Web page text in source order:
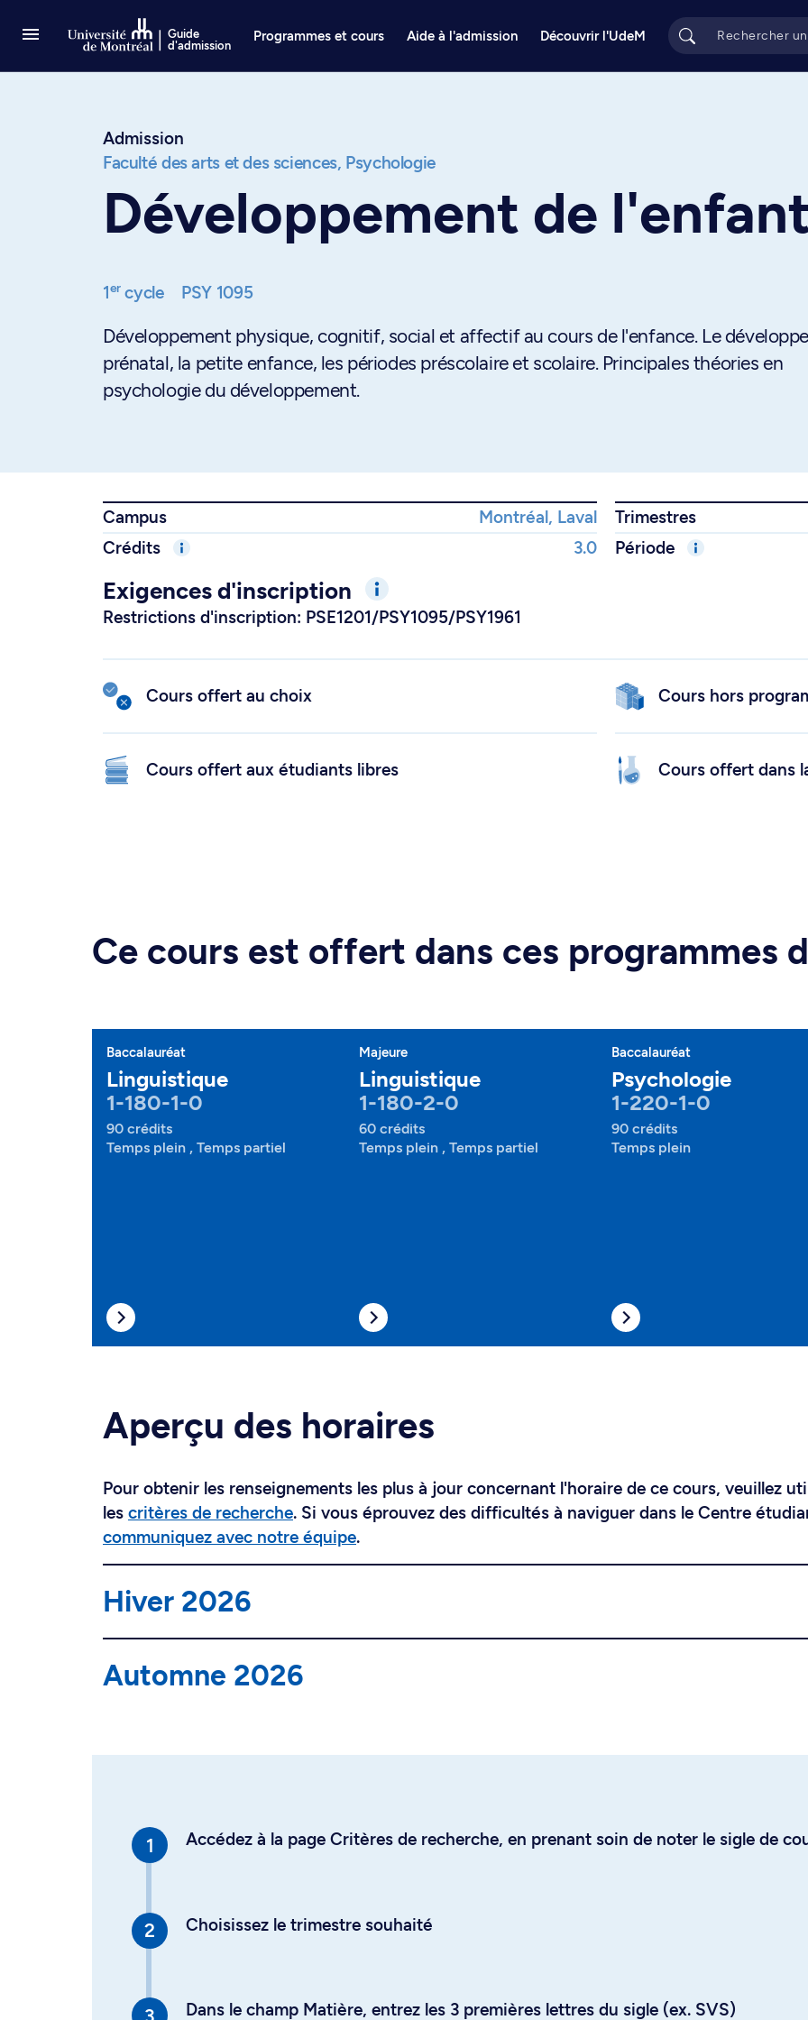
Guide
d'admission
Programmes et cours Aide à l'admission Découvrir l'UdeM
Admission
Faculté des arts et des sciences, Psychologie
Développement de
1ercycle PSY 1095
Développement physique, cognitif, social et affectif au cours de l'enfance. Le
prénatal, la petite enfance, les périodes préscolaire et scolaire. Principales théories en
psychologie du développement.
Campus Montréal, Laval Trimestres
Crédits
3.0 Période
Exigences d'inscription
Restrictions d'inscription: PSE1201/PSY1095/PSY1961
Cours offert au choix Cours hors
Cours offert aux étudiants libres Cours offert dans
Ce cours est offert dans ces programmes
Baccalauréat
Linguistique
1-180-1-0
90 crédits
Temps plein , Temps partiel
Majeure
Linguistique
1-180-2-0
60 crédits
Temps plein , Temps partiel
Baccalauréat
Psychologie
1-220-1-0
90 crédits
Temps plein
Aperçu des horaires
Pour obtenir les renseignements les plus à jour concernant l'horaire de ce cours, veuillez
les critères de recherche. Si vous éprouvez des difficultés à naviguer dans le Centre
communiquez avec notre équipe.
Hiver 2026
Automne 2026
Accédez à la page Critères de recherche, en prenant soin de noter le sigle de
Choisissez le trimestre souhaité
Dans le champ Matière, entrez les 3 premières lettres du sigle (ex. SVS)